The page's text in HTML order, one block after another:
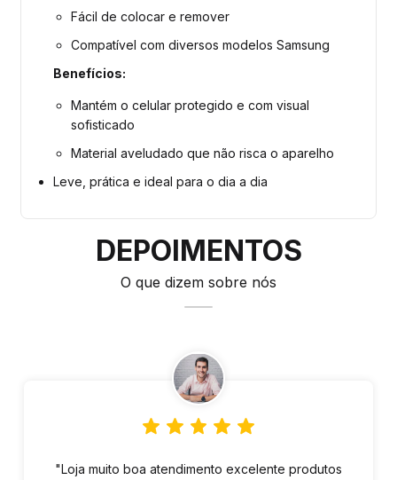
Fácil de colocar e remover
Compatível com diversos modelos Samsung
Benefícios:
Mantém o celular protegido e com visual
sofisticado
Material aveludado que não risca o aparelho
Leve, prática e ideal para o dia a dia
DEPOIMENTOS
O que dizem sobre nós
"Loja muito boa atendimento excelente produtos